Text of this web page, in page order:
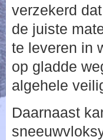
verzekerd
de juiste
te leveren in
op gladde
algehele
Daarnaast